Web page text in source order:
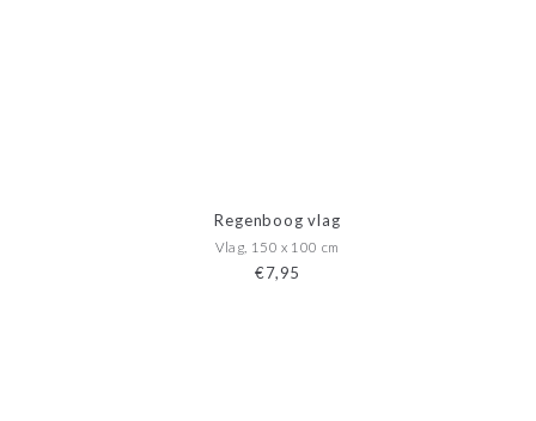
Regenboog vlag
Vlag, 150 x 100 cm
€7,95